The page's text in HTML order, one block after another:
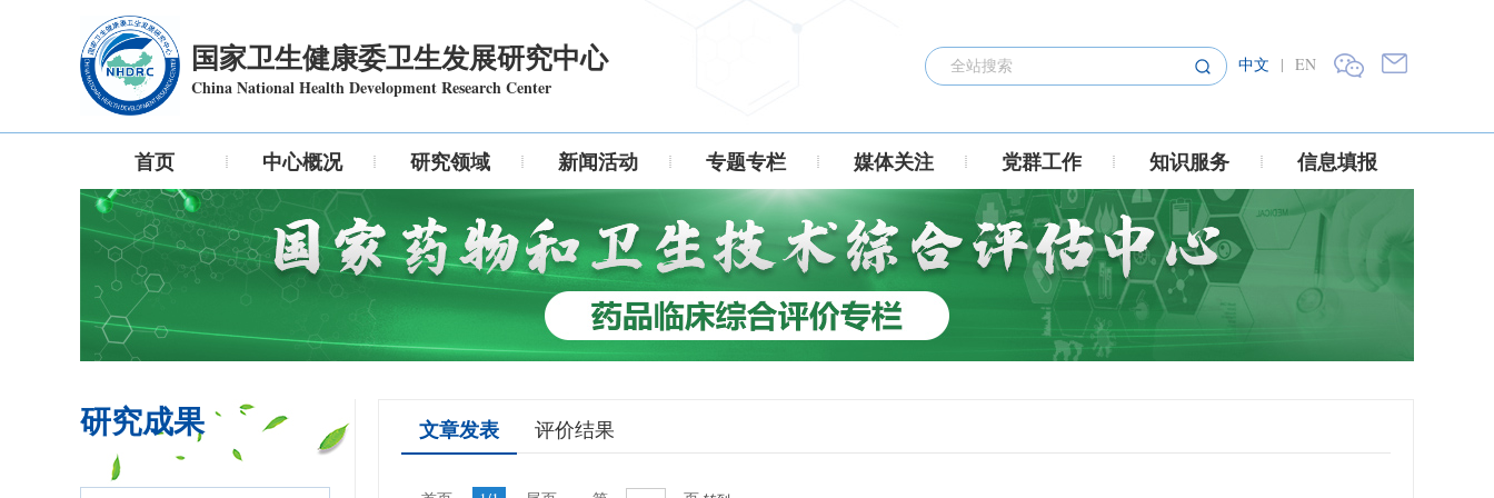
国家卫生健康委卫生发展研究中心
China National Health Development Research Center
中文 | EN
首页 中心概况 研究领域 新闻活动 专题专栏 媒体关注 党群工作 知识服务 信息填报
研究成果 文章发表 评价结果